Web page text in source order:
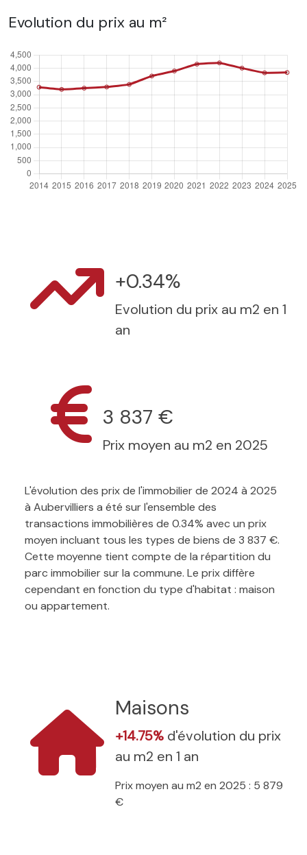
Evolution du prix au m²
+0.34%
Evolution du prix au m2 en 1
an
3 837 €
Prix moyen au m2 en 2025
L'évolution des prix de l'immobilier de 2024 à 2025
à Aubervilliers a été sur l'ensemble des
transactions immobilières de 0.34% avec un prix
moyen incluant tous les types de biens de 3 837 €.
Cette moyenne tient compte de la répartition du
parc immobilier sur la commune. Le prix diffère
cependant en fonction du type d'habitat : maison
ou appartement.
Maisons
+14.75% d'évolution du prix
au m2 en 1 an
Prix moyen au m2 en 2025 : 5 879
€